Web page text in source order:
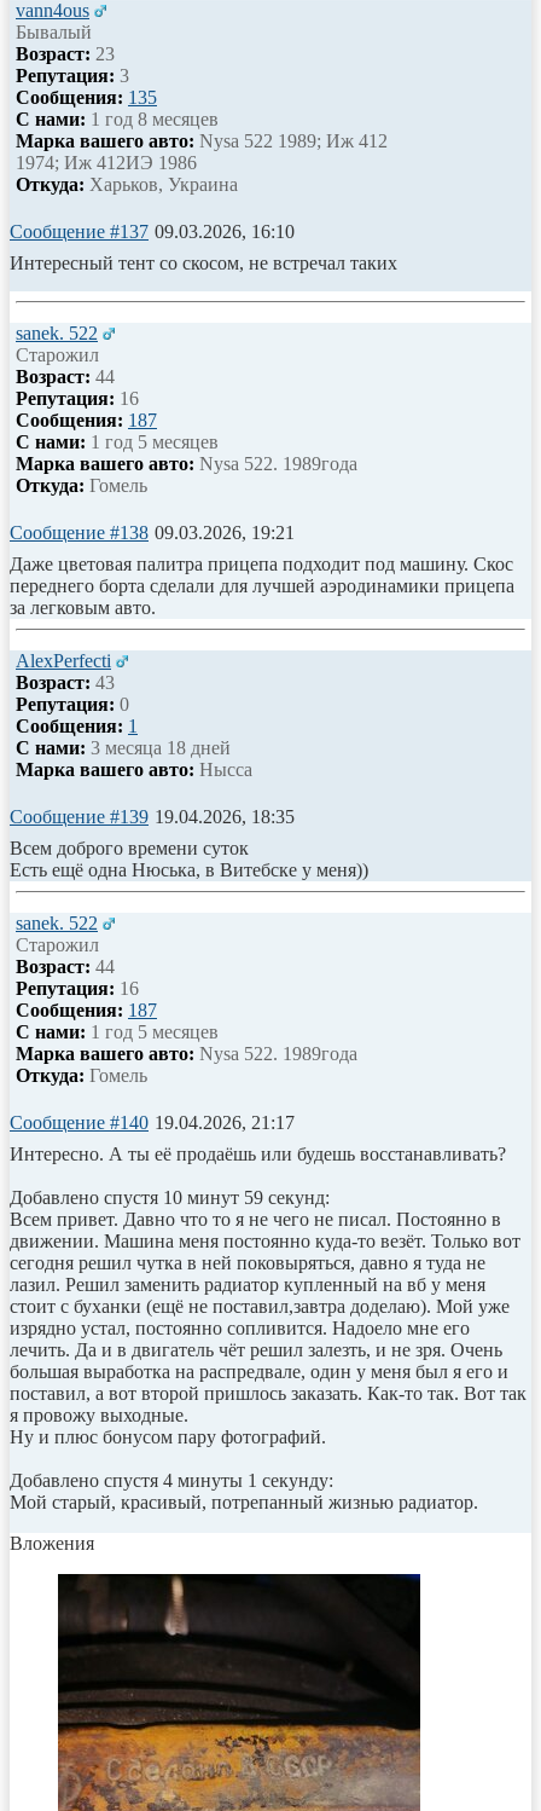
vann4ous
Бывалый
Возраст: 23
Репутация: 3
Сообщения: 135
С нами: 1 год 8 месяцев
Марка вашего авто: Nysa 522 1989; Иж 412
1974; Иж 412ИЭ 1986
Откуда: Харьков, Украина
Сообщение #137 09.03.2026, 16:10
Интересный тент со скосом, не встречал таких
sanek. 522
Старожил
Возраст: 44
Репутация: 16
Сообщения: 187
С нами: 1 год 5 месяцев
Марка вашего авто: Nysa 522. 1989года
Откуда: Гомель
Сообщение #138 09.03.2026, 19:21
Даже цветовая палитра прицепа подходит под машину. Скос
переднего борта сделали для лучшей аэродинамики прицепа
за легковым авто.
AlexPerfecti
Возраст: 43
Репутация: 0
Сообщения: 1
С нами: 3 месяца 18 дней
Марка вашего авто: Нысса
Сообщение #139 19.04.2026, 18:35
Всем доброго времени суток
Есть ещё одна Нюська, в Витебске у меня))
sanek. 522
Старожил
Возраст: 44
Репутация: 16
Сообщения: 187
С нами: 1 год 5 месяцев
Марка вашего авто: Nysa 522. 1989года
Откуда: Гомель
Сообщение #140 19.04.2026, 21:17
Интересно. А ты её продаёшь или будешь восстанавливать?
Добавлено спустя 10 минут 59 секунд:
Всем привет. Давно что то я не чего не писал. Постоянно в
движении. Машина меня постоянно куда-то везёт. Только вот
сегодня решил чутка в ней поковыряться, давно я туда не
лазил. Решил заменить радиатор купленный на вб у меня
стоит с буханки (ещё не поставил,завтра доделаю). Мой уже
изрядно устал, постоянно сопливится. Надоело мне его
лечить. Да и в двигатель чёт решил залезть, и не зря. Очень
большая выработка на распредвале, один у меня был я его и
поставил, а вот второй пришлось заказать. Как-то так. Вот так
я провожу выходные.
Ну и плюс бонусом пару фотографий.
Добавлено спустя 4 минуты 1 секунду:
Мой старый, красивый, потрепанный жизнью радиатор.
Вложения